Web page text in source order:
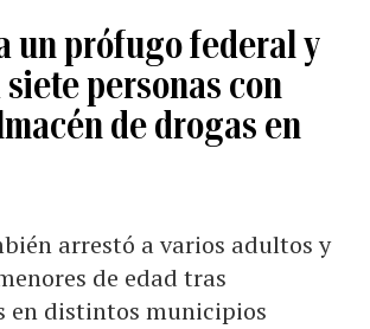
un prófugo federal y
personas con
de drogas en
arrestó a varios adultos y
de edad tras
en distintos municipios